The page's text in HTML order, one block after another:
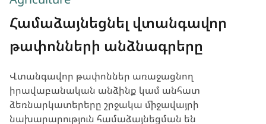
Համաձայնեցնել վտանգավոր
թափոնների անձնագրերը
Վտանգավոր թափոններ առաջացնող
իրավաբանական անձինք կամ անհատ
ձեռնարկատերերը շրջակա միջավայրի
նախարարություն համաձայնեցման են